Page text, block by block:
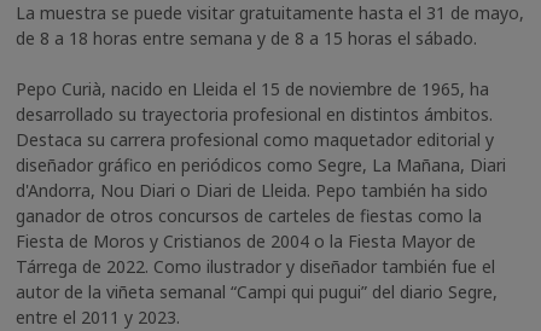
La muestra se puede visitar gratuitamente hasta el 31 de mayo,
de 8 a 18 horas entre semana y de 8 a 15 horas el sábado.
Pepo Curià, nacido en Lleida el 15 de noviembre de 1965, ha
desarrollado su trayectoria profesional en distintos ámbitos.
Destaca su carrera profesional como maquetador editorial y
diseñador gráfico en periódicos como Segre, La Mañana, Diari
d'Andorra, Nou Diari o Diari de Lleida. Pepo también ha sido
ganador de otros concursos de carteles de fiestas como la
Fiesta de Moros y Cristianos de 2004 o la Fiesta Mayor de
Tárrega de 2022. Como ilustrador y diseñador también fue el
autor de la viñeta semanal “Campi qui pugui” del diario Segre,
entre el 2011 y 2023.